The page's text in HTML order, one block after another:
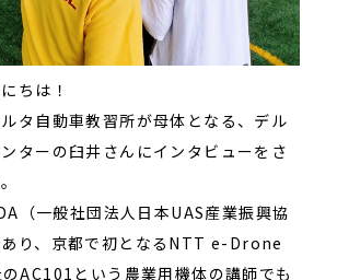
ちは！
タ自動車教習所が母体となる、デル
ターの臼井さんにインタビューをさ
（一般社団法人日本UAS産業振興協
り、京都で初となるNTT e-Drone
AC101という農業用機体の講師でも